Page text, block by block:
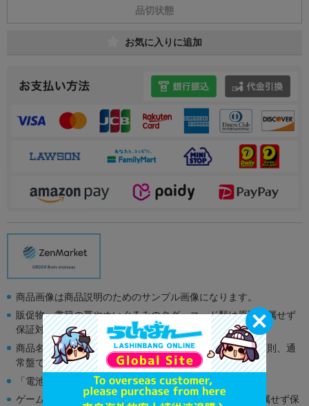
品切状態
お気に入りに追加
商品画像は商品説明のためのサンプル画像になります。
販促物、書籍の帯やぬいぐるみのタグ、コード類は原則付属せず
保証対象外となります。
商品名や備考欄に特別な記載が無い限り取り扱い商品は原則、通
常盤です。
「電池」は原則として保証対象外となります。
ゲーム機本体には、SDカードなどのメモリーカードは付属せず保